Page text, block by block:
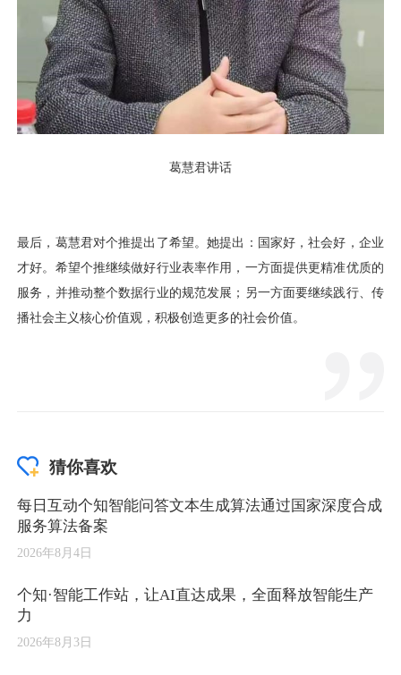
猜你喜欢
每日互动个知智能问答文本生成算法通过国家深度合成
服务算法备案
2026年8月4日
个知·智能工作站，让AI直达成果，全面释放智能生产
力
2026年8月3日